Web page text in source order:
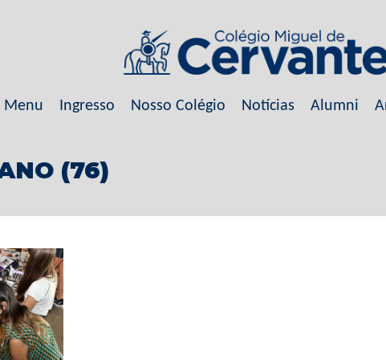
Menu Ingresso Nosso Colégio Notícias Alumni
(76)